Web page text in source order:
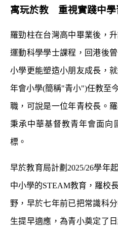
寓玩於教 重視實踐中學
羅勁柱在台灣高中畢業後，
運動科學學士課程，回港後
小學更能塑造小朋友成長，
年會小學(簡稱"青小")任教至
職， 可說是一位年青校長。
秉承中華基督教青年會面向
標。
早於教育局計劃 2025/26學年
中小學的STEAM教育，羅校
野，早於七年前已把常識科
生提早適應，為青小奠定了